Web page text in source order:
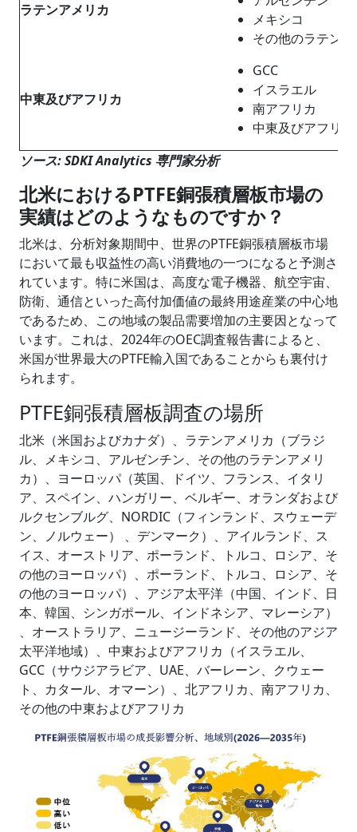
ラテンアメリカ
メキシコ
その他のラテン
中東及びアフリカ
GCC
イスラエル
南アフリカ
中東及びアフリ
ソース: SDKI Analytics 専門家分析
北米におけるPTFE銅張積層板市場の
実績はどのようなものですか？
北米は、分析対象期間中、世界のPTFE銅張積層板市場
において最も収益性の高い消費地の一つになると予測さ
れています。特に米国は、高度な電子機器、航空宇宙、
防衛、通信といった高付加価値の最終用途産業の中心地
であるため、この地域の製品需要増加の主要因となって
います。これは、2024年のOEC調査報告書によると、
米国が世界最大のPTFE輸入国であることからも裏付け
られます。
PTFE銅張積層板調査の場所
北米（米国およびカナダ）、ラテンアメリカ（ブラジ
ル、メキシコ、アルゼンチン、その他のラテンアメリ
カ）、ヨーロッパ（英国、ドイツ、フランス、イタリ
ア、スペイン、ハンガリー、ベルギー、オランダおよび
ルクセンブルグ、NORDIC（フィンランド、スウェーデ
ン、ノルウェー） 、デンマーク）、アイルランド、ス
イス、オーストリア、ポーランド、トルコ、ロシア、そ
の他のヨーロッパ）、ポーランド、トルコ、ロシア、そ
の他のヨーロッパ）、アジア太平洋（中国、インド、日
本、韓国、シンガポール、インドネシア、マレーシア）
、オーストラリア、ニュージーランド、その他のアジア
太平洋地域）、中東およびアフリカ（イスラエル、
GCC（サウジアラビア、UAE、バーレーン、クウェー
ト、カタール、オマーン）、北アフリカ、南アフリカ、
その他の中東およびアフリカ